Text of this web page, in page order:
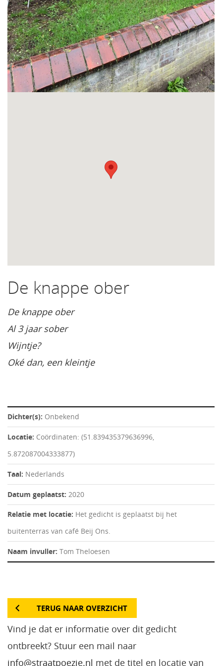
De knappe ober
De knappe ober
Al 3 jaar sober
Wijntje?
Oké dan, een kleintje
Dichter(s): Onbekend
Locatie: Coördinaten: (51.839435379636996,
5.872087004333877)
Taal: Nederlands
Datum geplaatst: 2020
Relatie met locatie: Het gedicht is geplaatst bij het
buitenterras van café Beij Ons.
Naam invuller: Tom Theloesen
TERUG NAAR OVERZICHT
Vind je dat er informatie over dit gedicht
ontbreekt? Stuur een mail naar
info@straatpoezie.nl met de titel en locatie van